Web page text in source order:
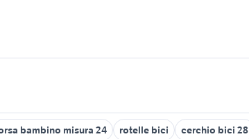
bambino misura 24 rotelle bici cerchio bici 28